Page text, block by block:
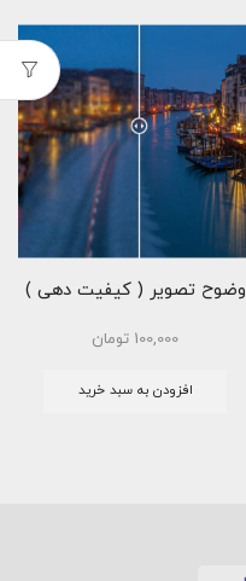
وضوح تصویر ( کیفیت دهی )
100,000 تومان
افزودن به سبد خرید